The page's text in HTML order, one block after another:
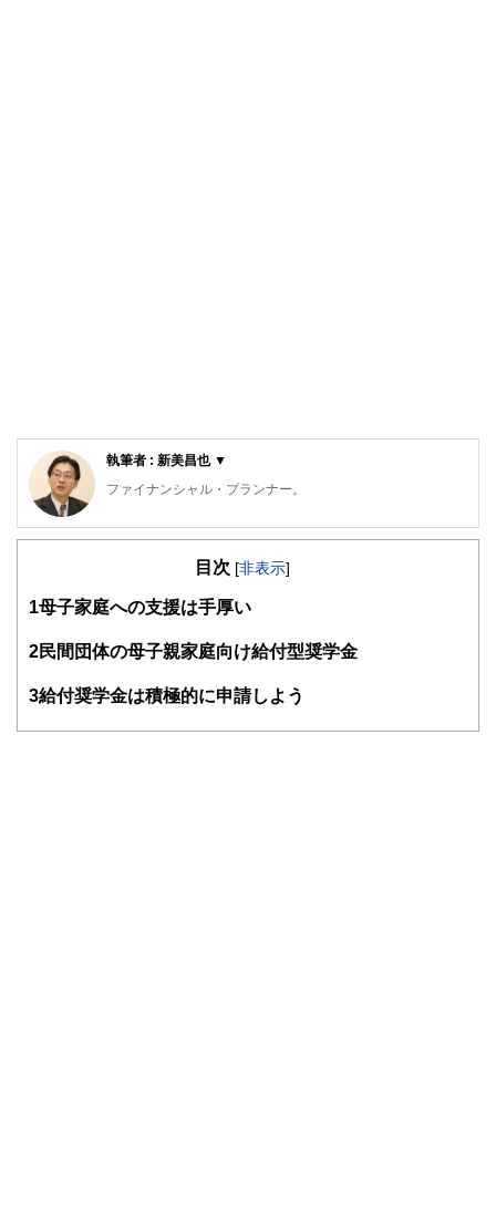
執筆者 : 新美昌也 ▼
ファイナンシャル・プランナー。
ライフプラン・キャッシュフロー分析に基づいた家計相談を
が多い。教育資金、住宅購入、年金、資産運用、保険、離婚
ている。教育資金をテーマにした講演は延べ800校以上の高
また、保険や介護のお金に詳しいファイナンシャル・プラン
る。共著に「これで安心！入院・介護のお金」（技術評論
社）がある。
目次 [非表示]
1母子家庭への支援は手厚い
2民間団体の母子親家庭向け給付型奨学金
3給付奨学金は積極的に申請しよう